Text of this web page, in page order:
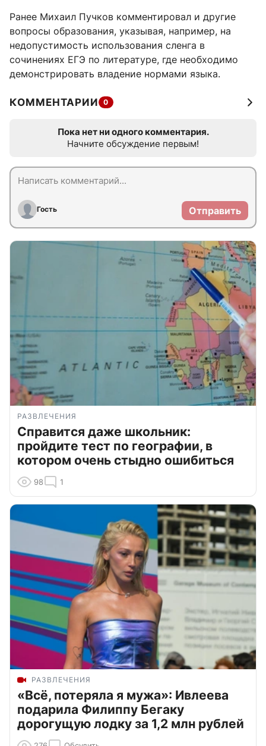
Ранее Михаил Пучков комментировал и другие
вопросы образования, указывая, например, на
недопустимость использования сленга в
сочинениях ЕГЭ по литературе, где необходимо
демонстрировать владение нормами языка.
КОММЕНТАРИИ 0
Пока нет ни одного комментария.
Начните обсуждение первым!
Гость Отправить
РАЗВЛЕЧЕНИЯ
Справится даже школьник:
пройдите тест по географии, в
котором очень стыдно ошибиться
98 1
РАЗВЛЕЧЕНИЯ
«Всё, потеряла я мужа»: Ивлеева
подарила Филиппу Бегаку
дорогущую лодку за 1,2 млн рублей